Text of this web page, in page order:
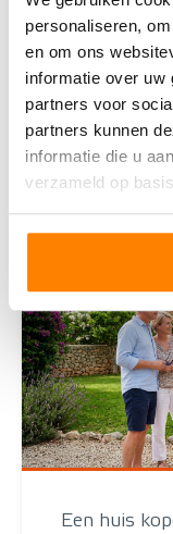
personaliseren,
en om ons
informatie over uw
partners voor
partners kunnen
informatie die u
verzameld op
Wat is een
een woning
elkaar zijn
afsta
Lees deze
Een huis